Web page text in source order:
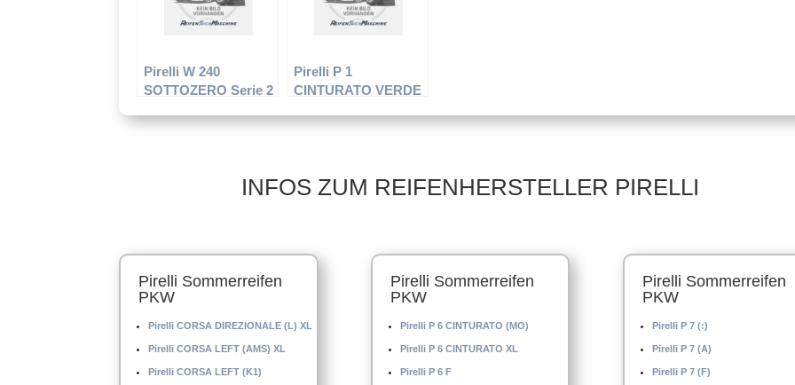
Pirelli W 240
SOTTOZERO Serie 2
275/35 R20 102V –
Pirelli P 1
CINTURATO VERDE
175/70 R14 84 T –
INFOS ZUM REIFENHERSTELLER PIRELLI
Pirelli Sommerreifen
PKW
Pirelli CORSA DIREZIONALE (L) XL
Pirelli CORSA LEFT (AMS) XL
Pirelli CORSA LEFT (K1)
Pirelli Sommerreifen
PKW
Pirelli P 6 CINTURATO (MO)
Pirelli P 6 CINTURATO XL
Pirelli P 6 F
Pirelli Sommerreifen
PKW
Pirelli P 7 (:)
Pirelli P 7 (A)
Pirelli P 7 (F)